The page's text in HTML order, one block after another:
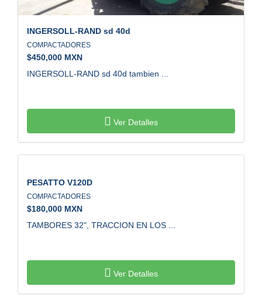
INGERSOLL-RAND sd 40d
COMPACTADORES
$450,000 MXN
INGERSOLL-RAND sd 40d tambien ...
Ver Detalles
PESATTO V120D
COMPACTADORES
$180,000 MXN
TAMBORES 32", TRACCION EN LOS ...
Ver Detalles